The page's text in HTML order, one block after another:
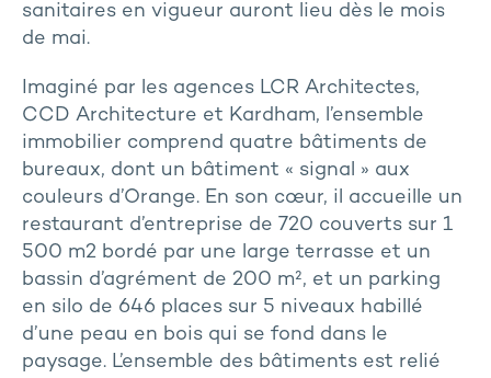
sanitaires en vigueur auront lieu dès le mois
de mai.
Imaginé par les agences LCR Architectes,
CCD Architecture et Kardham, l’ensemble
immobilier comprend quatre bâtiments de
bureaux, dont un bâtiment « signal » aux
couleurs d’Orange. En son cœur, il accueille un
restaurant d’entreprise de 720 couverts sur 1
500 m2 bordé par une large terrasse et un
bassin d’agrément de 200 m², et un parking
en silo de 646 places sur 5 niveaux habillé
d’une peau en bois qui se fond dans le
paysage. L’ensemble des bâtiments est relié